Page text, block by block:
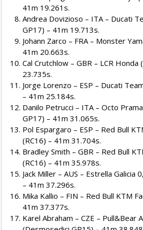
41m 19.261s.
Andrea Dovizioso – ITA – Ducati
GP17) – 41m 19.713s.
Johann Zarco – FRA – Monster
41m 20.663s.
Cal Crutchlow – GBR – LCR Honda
23.735s.
Jorge Lorenzo – ESP – Ducati
– 41m 25.184s.
Danilo Petrucci – ITA – Octo
GP17) – 41m 31.065s.
Pol Espargaro – ESP – Red Bull
(RC16) – 41m 31.704s.
Bradley Smith – GBR – Red Bull
(RC16) – 41m 35.978s.
Jack Miller – AUS – Estrella Galicia
– 41m 37.296s.
Mika Kallio – FIN – Red Bull KTM
41m 37.377s.
Karel Abraham – CZE – Pull&Bear